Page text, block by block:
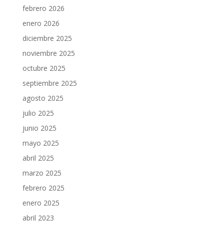
febrero 2026
enero 2026
diciembre 2025
noviembre 2025
octubre 2025
septiembre 2025
agosto 2025
julio 2025
junio 2025
mayo 2025
abril 2025
marzo 2025
febrero 2025
enero 2025
abril 2023